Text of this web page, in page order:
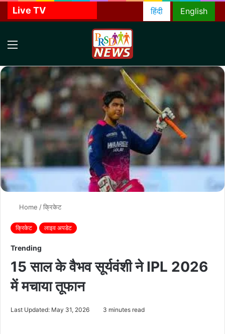
Live TV English
हिंदी
Home /क्रिकेट
क्रिकेट लाइव अपडेट
Trending
15 साल के वैभव सूर्यवंशी ने IPL 2026
में मचाया तूफान
Last Updated: May 31, 2026 3 minutes read